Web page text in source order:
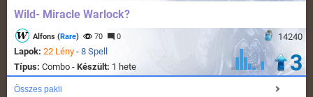
Wild- Miracle Warlock?
14240
Alfons (Rare) 70 0
Lapok: 22 Lény - 8 Spell
Típus: Combo - Készült: 1 hete 3
Összes pakli